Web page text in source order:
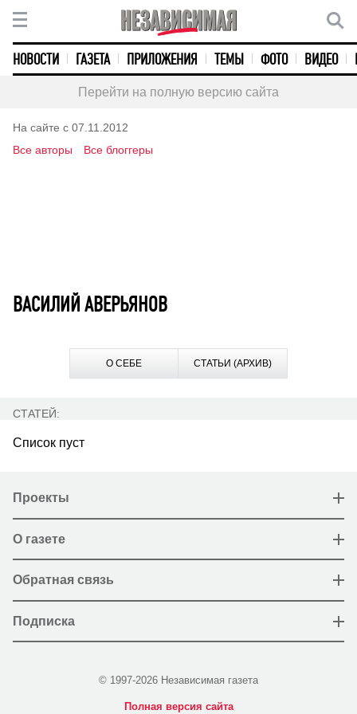
НОВОСТИ ГАЗЕТА ПРИЛОЖЕНИЯ ТЕМЫ ФОТО ВИДЕО
Перейти на полную версию сайта
На сайте с 07.11.2012
Все авторы
Все блоггеры
ВАСИЛИЙ АВЕРЬЯНОВ
О СЕБЕ СТАТЬИ (АРХИВ)
СТАТЕЙ:
Список пуст
Проекты
О газете
Обратная связь
Подписка
© 1997-2026 Независимая газета
Полная версия сайта